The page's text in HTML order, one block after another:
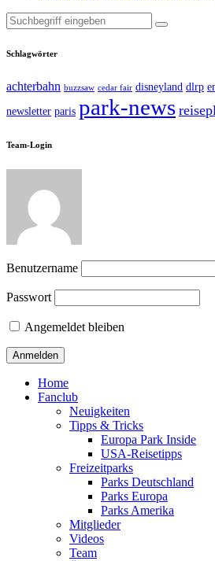
Suche
nach:
Schlagwörter
achterbahn buzzsaw cedar fair disneyland dlrp
newsletter paris park-news
Team-Login
Benutzername
Passwort
Angemeldet bleiben
Home
Fanclub
Neuigkeiten
Tipps & Tricks
Europa Park Inside
USA-Reisetipps
Freizeitparks
Parks Deutschland
Parks Europa
Parks Amerika
Mitglieder
Videos
Team